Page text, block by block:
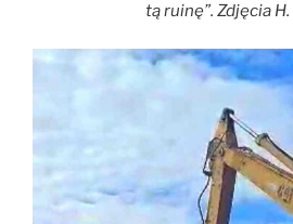
tą ruinę”. Zdjęcia H.